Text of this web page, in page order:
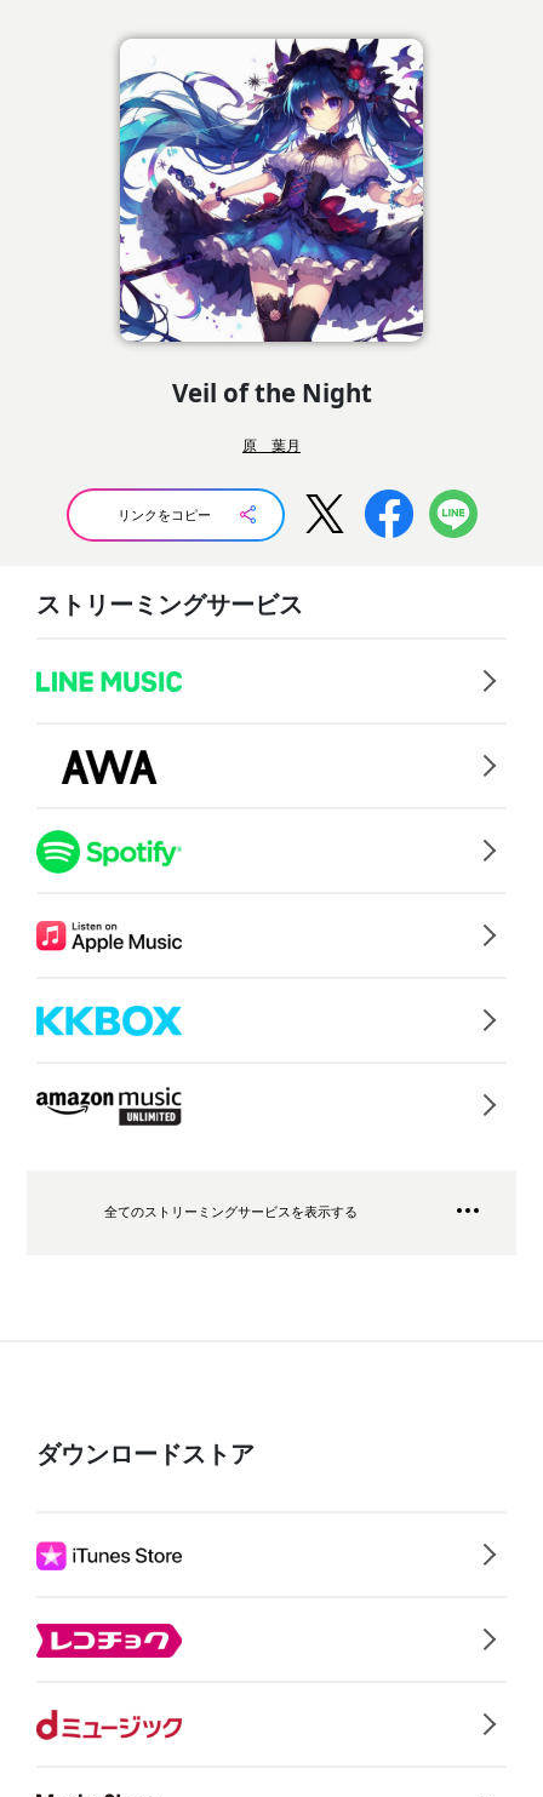
Veil of the Night
原 葉月
リンクをコピー
ストリーミングサービス
全てのストリーミングサービスを表示する
ダウンロードストア